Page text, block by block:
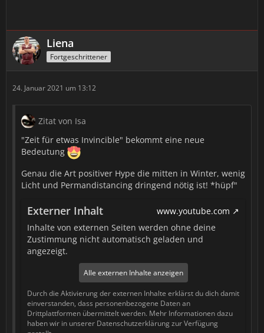
Liena
Fortgeschrittener
24. Januar 2021 um 13:12
Zitat von Isa
"Zeit für etwas Invincible" bekommt eine neue
Bedeutung
Genau die Art positiver Hype die mitten in Winter, wenig
Licht und Permandistancing dringend nötig ist! *hüpf"
Externer Inhalt
www.youtube.com
Inhalte von externen Seiten werden ohne deine
Zustimmung nicht automatisch geladen und
angezeigt.
Alle externen Inhalte anzeigen
Durch die Aktivierung der externen Inhalte erklärst du dich damit
einverstanden, dass personenbezogene Daten an
Drittplattformen übermittelt werden. Mehr Informationen dazu
haben wir in unserer Datenschutzerklärung zur Verfügung